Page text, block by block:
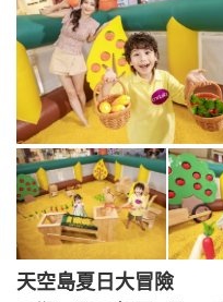
天空島夏日大冒險